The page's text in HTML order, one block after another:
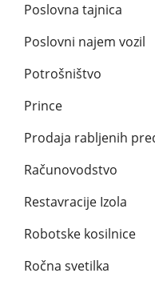
Poslovna tajnica
Poslovni najem vozil
Potrošništvo
Prince
Prodaja rabljenih
Računovodstvo
Restavracije Izola
Robotske kosilnice
Ročna svetilka